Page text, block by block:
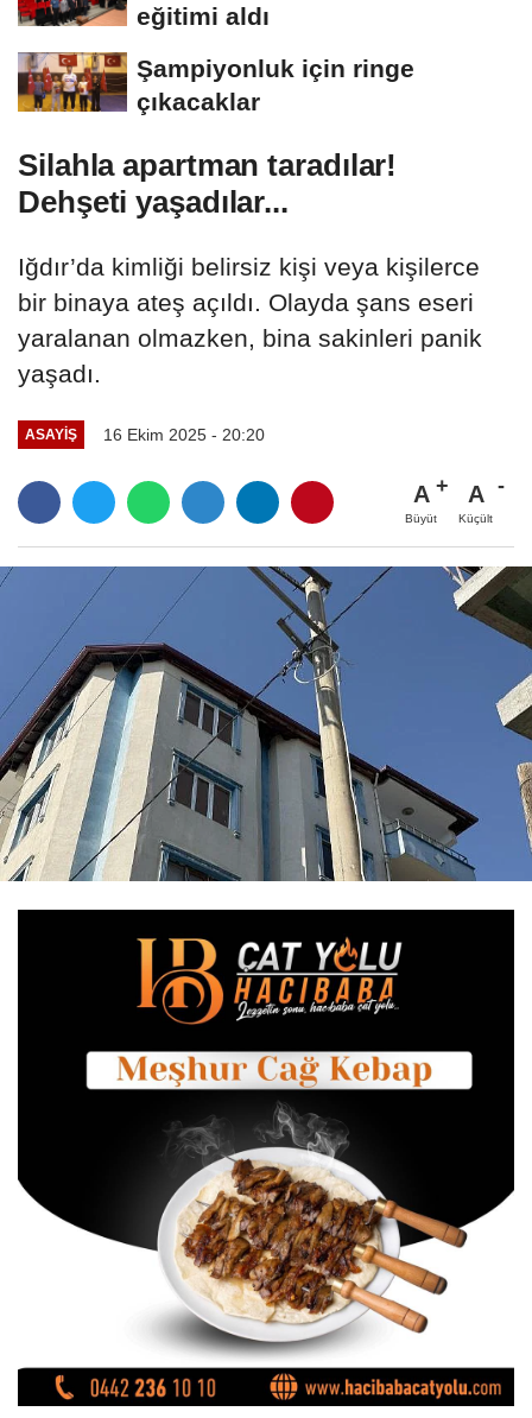
eğitimi aldı
Şampiyonluk için ringe
çıkacaklar
Silahla apartman taradılar!
Dehşeti yaşadılar...
Iğdır’da kimliği belirsiz kişi veya kişilerce
bir binaya ateş açıldı. Olayda şans eseri
yaralanan olmazken, bina sakinleri panik
yaşadı.
ASAYİŞ 16 Ekim 2025 - 20:20
A
Büyüt
A
Küçült